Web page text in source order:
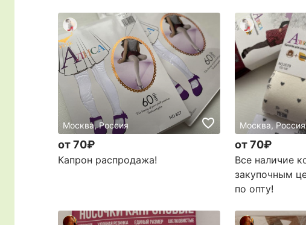
Москва, Россия
от 70₽
Капрон распродажа!
Москва, Россия
от 70₽
Все наличие
закупочным
по опту!